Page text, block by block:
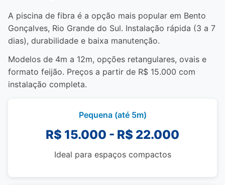
A piscina de fibra é a opção mais popular em Bento
Gonçalves, Rio Grande do Sul. Instalação rápida (3 a 7
dias), durabilidade e baixa manutenção.
Modelos de 4m a 12m, opções retangulares, ovais e
formato feijão. Preços a partir de R$ 15.000 com
instalação completa.
Pequena (até 5m)
R$ 15.000 - R$ 22.000
Ideal para espaços compactos